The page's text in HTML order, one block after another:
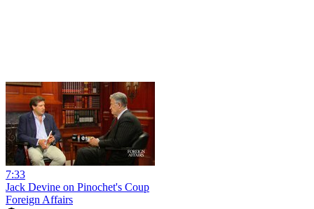
7:33
Jack Devine on Pinochet's Coup
Foreign Affairs